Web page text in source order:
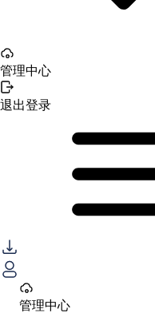
管理中心
退出登录
管理中心